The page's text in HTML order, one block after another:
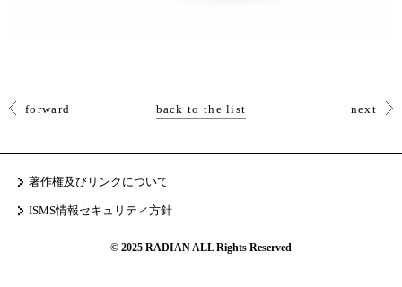
forward back to the list next
著作権及びリンクについて
ISMS情報セキュリティ方針
© 2025 RADIAN ALL Rights Reserved